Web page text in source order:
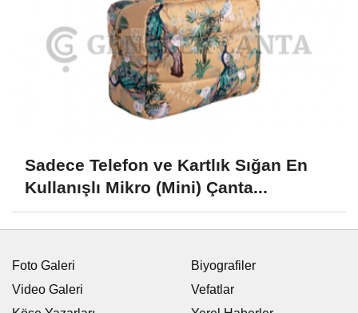
Sadece Telefon ve Kartlık Sığan En
Kullanışlı Mikro (Mini) Çanta...
Foto Galeri
Video Galeri
Biyografiler
Vefatlar